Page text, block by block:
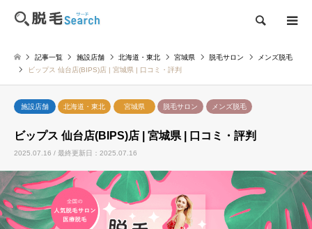
検索
記事一覧 施設店舗 北海道・東北 宮城県 脱毛サロン
メンズ脱毛
ビップス 仙台店(BIPS)店 | 宮城県 | 口コミ・評判
施設店舗 北海道・東北 宮城県 脱毛サロン メンズ脱毛
ビップス 仙台店(BIPS)店 | 宮城県 | 口コミ・評判
2025.07.16 / 最終更新日：2025.07.16